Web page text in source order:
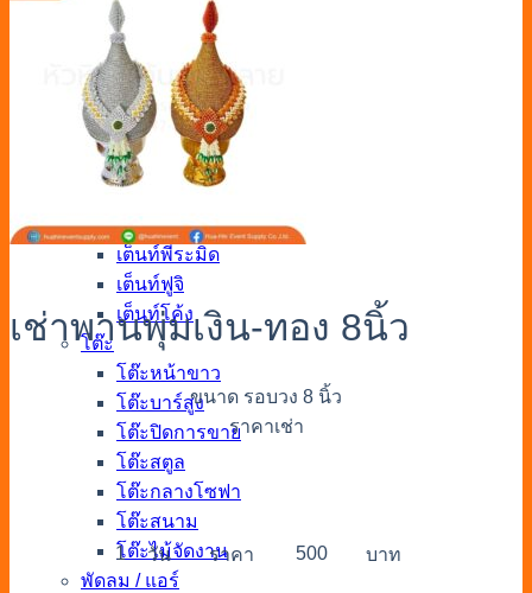
แผงกั้นจราจร
รั้วคอนเสิร์ต
รั้วชั่วคราว
กรวยจราจร
เสากั้นทางเดิน
เต็นท์
เต็นท์แอร์
เต็นท์พีระมิด
เต็นท์ฟูจิ
เต็นท์โค้ง
โต๊ะ
โต๊ะหน้าขาว
โต๊ะบาร์สูง
โต๊ะปิดการขาย
โต๊ะสตูล
โต๊ะกลางโซฟา
โต๊ะสนาม
โต๊ะไม้จัดงาน
พัดลม / แอร์
เช่าพานพุ่มเงิน-ทอง 8นิ้ว
ขนาด รอบวง 8 นิ้ว
ราคาเช่า
1 วัน ราคา 500 บาท